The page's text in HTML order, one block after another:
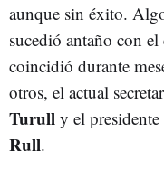
aunque sin éxito.
sucedió antaño con
coincidió durante
otros, el actual
Turull y el
Rull.